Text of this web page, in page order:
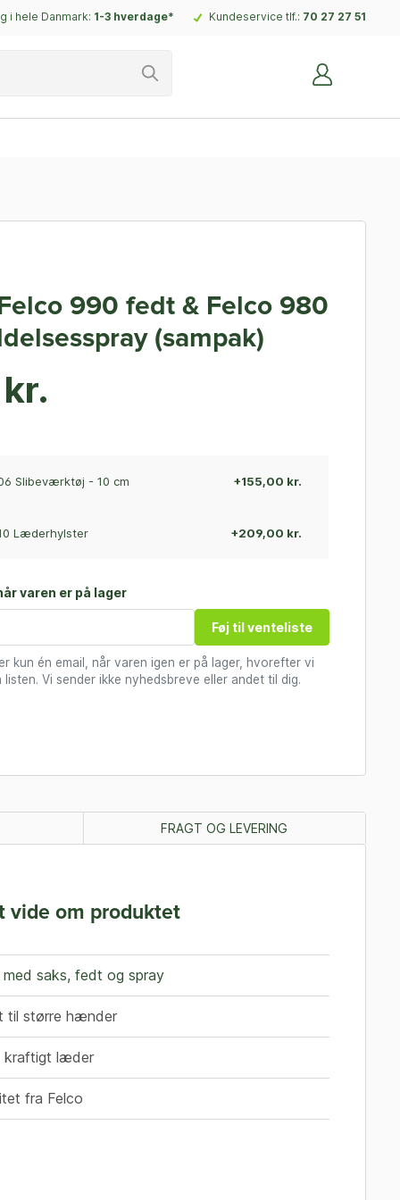
i hele Danmark: 1-3 hverdage* Kundeservice tlf.: 70 27 27 51
990 fedt & Felco 980
(sampak)
Slibeværktøj - 10 cm +155,00 kr.
Læderhylster +209,00 kr.
varen er på lager
Føj til venteliste
kun én email, når varen igen er på lager, hvorefter vi
Vi sender ikke nyhedsbreve eller andet til dig.
FRAGT OG LEVERING
vide om produktet
med saks, fedt og spray
til større hænder
kraftigt læder
fra Felco